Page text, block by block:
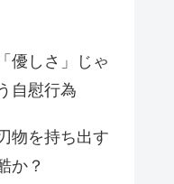
優しさ」じゃ
自慰行為
物を持ち出す
か？